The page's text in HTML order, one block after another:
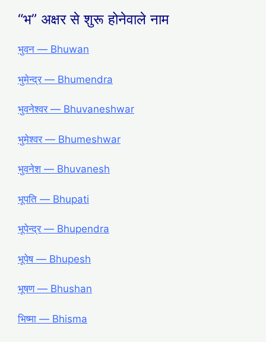
“भ” अक्षर से शुरू होनेवाले नाम
भुवन — Bhuwan
भुमेन्द्र — Bhumendra
भुवनेश्वर — Bhuvaneshwar
भुमेश्वर — Bhumeshwar
भुवनेश — Bhuvanesh
भूपति — Bhupati
भूपेन्द्र — Bhupendra
भूपेष — Bhupesh
भूषण — Bhushan
भिष्मा — Bhisma